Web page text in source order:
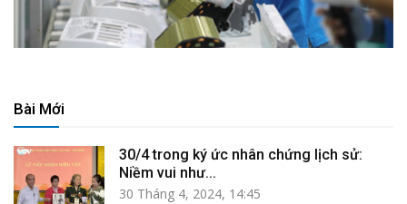
Bài Mới
30/4 trong ký ức nhân chứng lịch sử:
Niềm vui như...
30 Tháng 4, 2024, 14:45